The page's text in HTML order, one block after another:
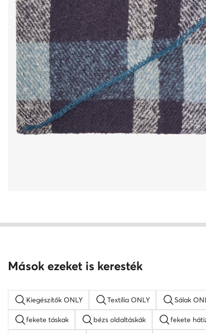
Mások ezeket is keresték
Kiegészítők ONLY Textília ONLY Sálak
fekete táskak bézs oldaltáskák fekete